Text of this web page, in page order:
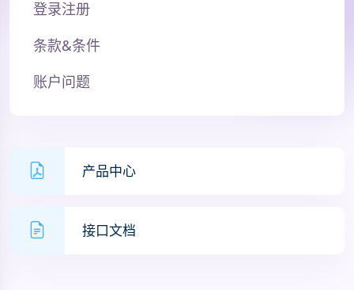
登录注册
条款&条件
账户问题
产品中心
接口文档